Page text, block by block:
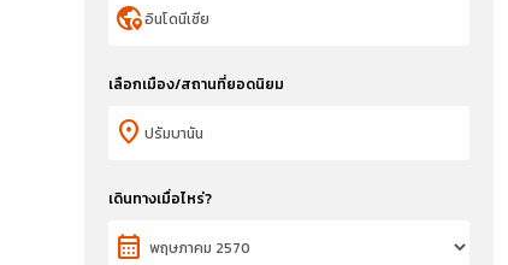
globe_location_pin
เลือกเมือง/สถานที่ยอดนิยม
location_on
เดินทางเมื่อไหร่?
calendar_month